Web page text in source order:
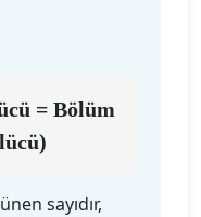
= Bölüm
sayıdır,